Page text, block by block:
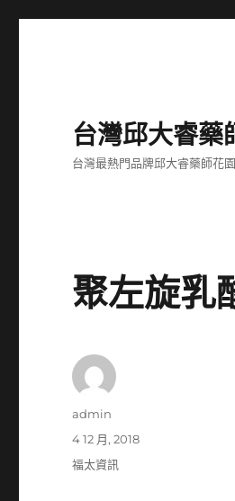
台灣邱大睿藥
台灣最熱門品牌邱大睿藥師花
聚左旋乳
作
admin
發
佈
4 12 月, 2018
分
福太資訊